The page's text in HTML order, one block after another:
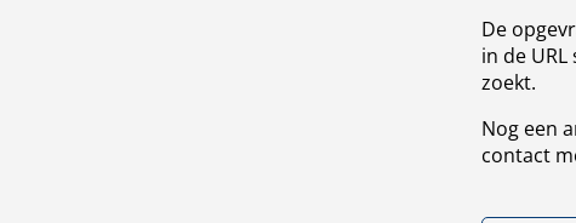
De
in de
zoekt.
Nog een
contact